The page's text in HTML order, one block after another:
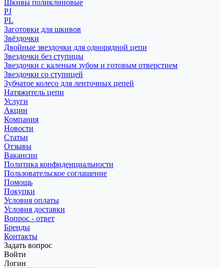
Шкивы поликлиновые
PJ
PL
Заготовки для шкивов
Звёздочки
Двойные звездочки для однорядной цепи
Звездочки без ступицы
Звездочки с каленым зубом и готовым отверстием
Звездочки со ступицей
Зубчатое колесо для ленточных цепей
Натяжитель цепи
Услуги
Акции
Компания
Новости
Статьи
Отзывы
Вакансии
Политика конфиденциальности
Пользовательское соглашение
Помощь
Покупки
Условия оплаты
Условия доставки
Вопрос - ответ
Бренды
Контакты
Задать вопрос
Войти
Логин